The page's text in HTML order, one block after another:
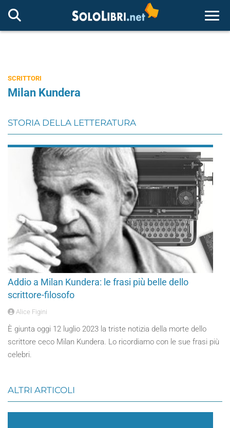
SCRITTORI
Milan Kundera
STORIA DELLA LETTERATURA
Addio a Milan Kundera: le frasi più belle dello
scrittore-filosofo
Alice Figini
È giunta oggi 12 luglio 2023 la triste notizia della morte dello
scrittore ceco Milan Kundera. Lo ricordiamo con le sue frasi più
celebri.
ALTRI ARTICOLI